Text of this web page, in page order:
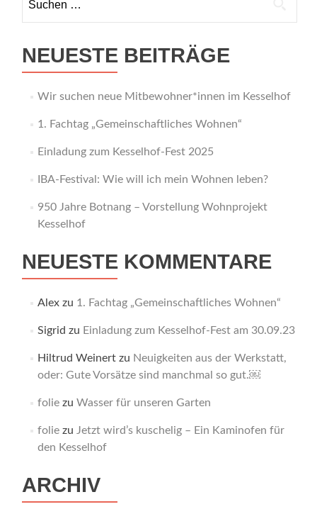
nach:
NEUESTE BEITRÄGE
Wir suchen neue Mitbewohner*innen im Kesselhof
1. Fachtag „Gemeinschaftliches Wohnen“
Einladung zum Kesselhof-Fest 2025
IBA-Festival: Wie will ich mein Wohnen leben?
950 Jahre Botnang – Vorstellung Wohnprojekt
Kesselhof
NEUESTE KOMMENTARE
Alexzu 1. Fachtag „Gemeinschaftliches Wohnen“
Sigrid zu Einladung zum Kesselhof-Fest am 30.09.23
Hiltrud Weinertzu Neuigkeiten aus der Werkstatt,
oder: Gute Vorsätze sind manchmal so gut.￼
foliezu Wasser für unseren Garten
foliezu Jetzt wird’s kuschelig – Ein Kaminofen für
den Kesselhof
ARCHIV